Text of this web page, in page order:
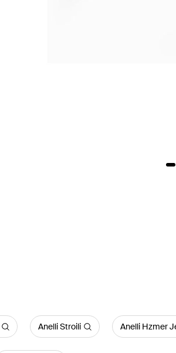
Anelli Stroili Anelli Hzmer